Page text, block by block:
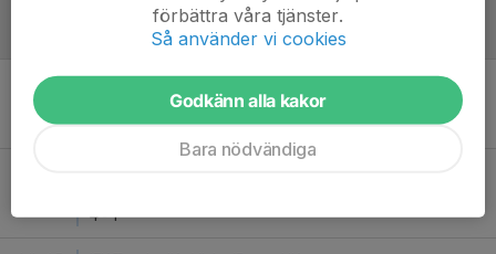
Ons 5
19:30
Hammarby IF - IFK Tumba IK
SDC-hallen
1-2
4-1
förbättra våra tjänster.
Så använder vi cookies
Godkänn alla kakor
Bara nödvändiga